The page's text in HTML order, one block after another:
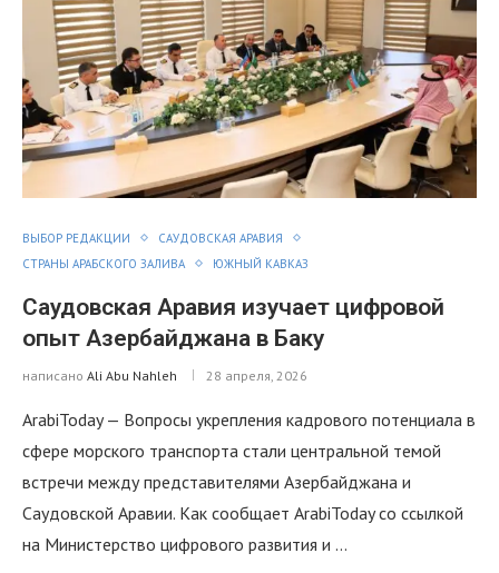
ВЫБОР РЕДАКЦИИ
САУДОВСКАЯ АРАВИЯ
СТРАНЫ АРАБСКОГО ЗАЛИВА
ЮЖНЫЙ КАВКАЗ
Саудовская Аравия изучает цифровой
опыт Азербайджана в Баку
написано Ali Abu Nahleh 28 апреля, 2026
ArabiToday — Вопросы укрепления кадрового потенциала в
сфере морского транспорта стали центральной темой
встречи между представителями Азербайджана и
Саудовской Аравии. Как сообщает ArabiToday со ссылкой
на Министерство цифрового развития и …